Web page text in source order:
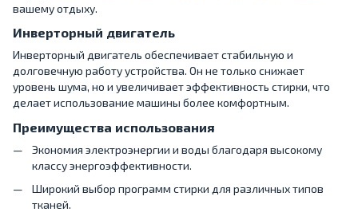
вашему отдыху.
Инверторный двигатель
Инверторный двигатель обеспечивает стабильную и
долговечную работу устройства. Он не только снижает
уровень шума, но и увеличивает эффективность стирки, что
делает использование машины более комфортным.
Преимущества использования
Экономия электроэнергии и воды благодаря высокому
классу энергоэффективности.
Широкий выбор программ стирки для различных типов
тканей.